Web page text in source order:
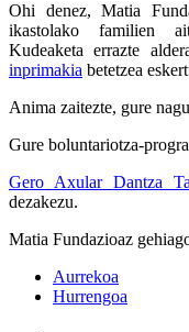
Ohi denez, Matia
ikastolako familien
Kudeaketa errazte
inprimakia betetzea
Anima zaitezte, gure
Gure boluntariotza-
Gero Axular Dantza
dezakezu.
Matia Fundazioaz
Aurrekoa
Hurrengoa